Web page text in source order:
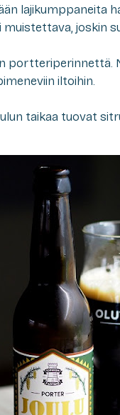
lajikumppaneita
muistettava, joskin
portteriperinnettä.
iltoihin.
taikaa tuovat